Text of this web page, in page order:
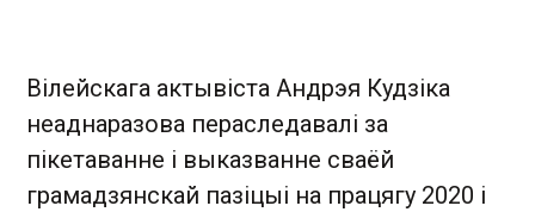
Вілейскага актывіста Андрэя Кудзіка
неаднаразова пераследавалі за
пікетаванне і выказванне сваёй
грамадзянскай пазіцыі на працягу 2020 і